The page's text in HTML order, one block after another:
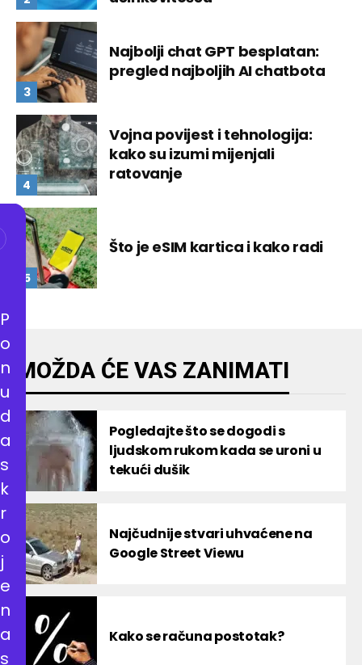
Najbolji chat GPT besplatan:
pregled najboljih AI chatbota
Vojna povijest i tehnologija:
kako su izumi mijenjali
ratovanje
Što je eSIM kartica i kako radi
MOŽDA ĆE VAS ZANIMATI
Pogledajte što se dogodi s
ljudskom rukom kada se uroni u
tekući dušik
Najčudnije stvari uhvaćene na
Google Street Viewu
Kako se računa postotak?
P
o
n
u
d
a
s
k
r
o
j
e
n
a
s